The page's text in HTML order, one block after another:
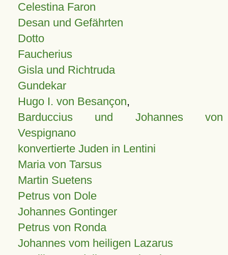
Celestina Faron
Desan und Gefährten
Dotto
Faucherius
Gisla und Richtruda
Gundekar
Hugo I. von Besançon,
Barduccius und Johannes von
Vespignano
konvertierte Juden in Lentini
Maria von Tarsus
Martin Suetens
Petrus von Dole
Johannes Gontinger
Petrus von Ronda
Johannes vom heiligen Lazarus